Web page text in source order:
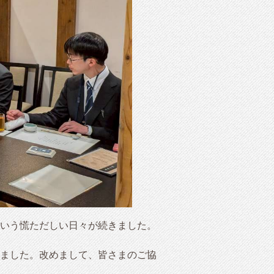
う慌ただしい日々が続きました。
した。改めまして、皆さまのご協